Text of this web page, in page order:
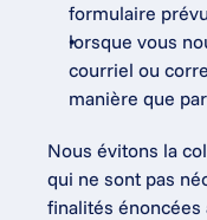
formulaire
lorsque vous
courriel ou
manière que
Nous évitons la
qui ne sont pas
finalités énoncées